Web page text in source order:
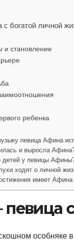
богатой личной
и становление
ребенка
певица Афина
и выросла
детей у певицы
ходят о личной
имеет Афина
особняке